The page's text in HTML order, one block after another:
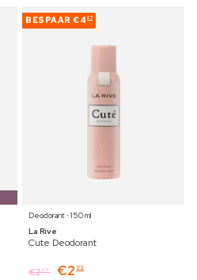
BESPAAR €4 27
Deodorant ⋅ 150 ml
La Rive
Cute Deodorant
€229 €2 22